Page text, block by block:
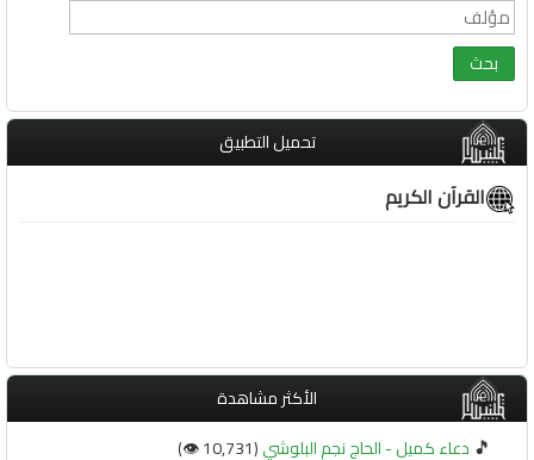
تحميل التطبيق
القرآن الكريم
الأكثر مشاهدة
🎵 دعاء كميل - الحاج نجم البلوشي(10,731 👁️)